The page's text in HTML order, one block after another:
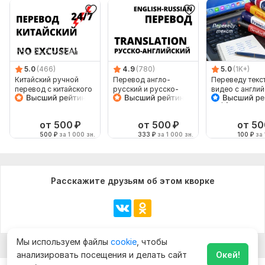
перевод был максимально точным
Тематика: Интернет и технологии,Образование и наука,
Отдых и развлечения,
Хобби и увлечения, Другое
Язык перевода:
с Английского на Армянский
с Армянского на Английский
5.0 (466)
Китайский ручной
перевод с китайского
на китайский
от 500 ₽
500 ₽ за 1 000 зн.
4.9 (780)
Перевод англо-
русский и русско-
английский
от 500 ₽
333 ₽ за 1 000 зн.
5.0 (1K+)
Переведу
видео с
на русский и
от
100 ₽ за
Расскажите друзьям об этом кворке
Мы используем файлы cookie , чтобы
анализировать посещения и делать сайт
Окей!